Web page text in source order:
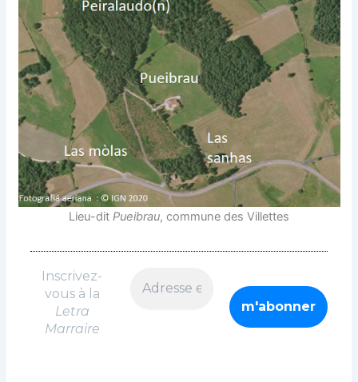
Lieu-dit Pueibrau, commune des Villettes
Inscrivez-
vous à la
Letra
Marraire